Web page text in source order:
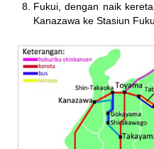
Fukui, dengan naik
Kanazawa ke Stasiun